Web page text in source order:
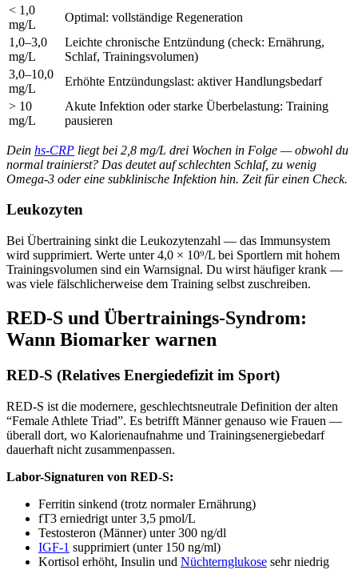
< 1,0
mg/L
Optimal: vollständige Regeneration
1,0–3,0
mg/L
Leichte chronische Entzündung (check: Ernährung,
Schlaf, Trainingsvolumen)
3,0–10,0
mg/L
Erhöhte Entzündungslast: aktiver Handlungsbedarf
> 10
mg/L
Akute Infektion oder starke Überbelastung: Training
pausieren
Dein hs-CRP liegt bei 2,8 mg/L drei Wochen in Folge — obwohl du
normal trainierst? Das deutet auf schlechten Schlaf, zu wenig
Omega-3 oder eine subklinische Infektion hin. Zeit für einen Check.
Leukozyten
Bei Übertraining sinkt die Leukozytenzahl — das Immunsystem
wird supprimiert. Werte unter 4,0 × 10⁹/L bei Sportlern mit hohem
Trainingsvolumen sind ein Warnsignal. Du wirst häufiger krank —
was viele fälschlicherweise dem Training selbst zuschreiben.
RED-S und Übertrainings-Syndrom:
Wann Biomarker warnen
RED-S (Relatives Energiedefizit im Sport)
RED-S ist die modernere, geschlechtsneutrale Definition der alten
“Female Athlete Triad”. Es betrifft Männer genauso wie Frauen —
überall dort, wo Kalorienaufnahme und Trainingsenergiebedarf
dauerhaft nicht zusammenpassen.
Labor-Signaturen von RED-S:
Ferritin sinkend (trotz normaler Ernährung)
fT3 erniedrigt unter 3,5 pmol/L
Testosteron (Männer) unter 300 ng/dl
IGF-1 supprimiert (unter 150 ng/ml)
Kortisol erhöht, Insulin und Nüchternglukose sehr niedrig